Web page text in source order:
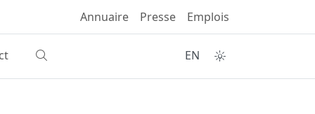
Annuaire Presse Emplois
EN